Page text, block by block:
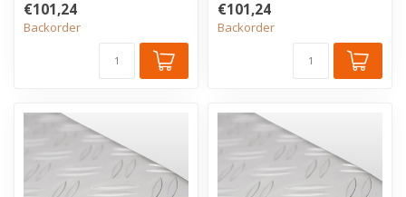
F...
€101,24
Backorder
...
€101,24
Backorder